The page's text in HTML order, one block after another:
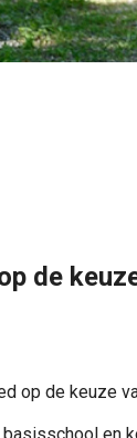
de
op de keuze